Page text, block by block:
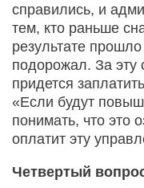
справились, и
тем, кто раньше
результате
подорожал. За эту
придется
«Если будут
понимать, что это
оплатит эту
Четвертый